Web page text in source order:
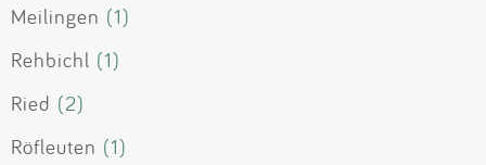
Meilingen (1)
Rehbichl (1)
Ried (2)
Röfleuten (1)